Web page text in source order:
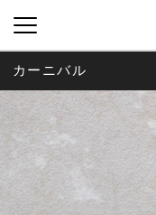
カーニバル